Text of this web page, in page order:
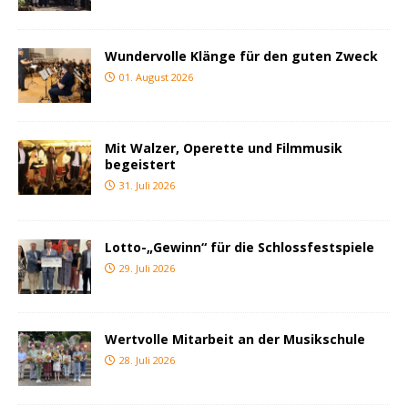
Wundervolle Klänge für den guten Zweck
01. August 2026
Mit Walzer, Operette und Filmmusik
begeistert
31. Juli 2026
Lotto-„Gewinn“ für die Schlossfestspiele
29. Juli 2026
Wertvolle Mitarbeit an der Musikschule
28. Juli 2026